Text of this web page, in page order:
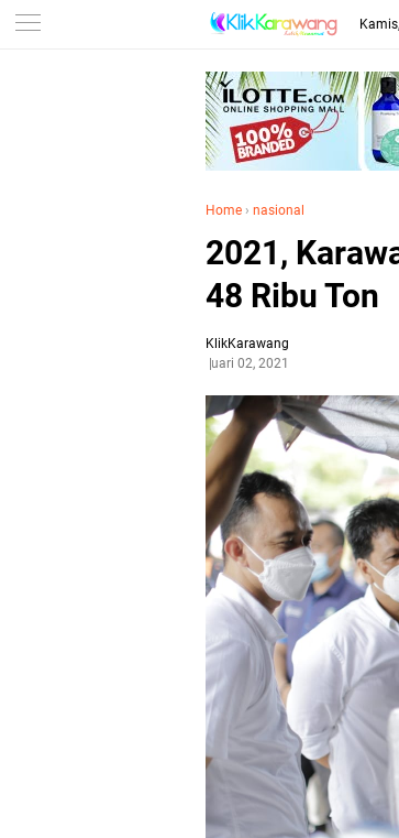
Home › nasional
2021,
48 Ribu Ton
KlikKarawang
Februari 02, 2021